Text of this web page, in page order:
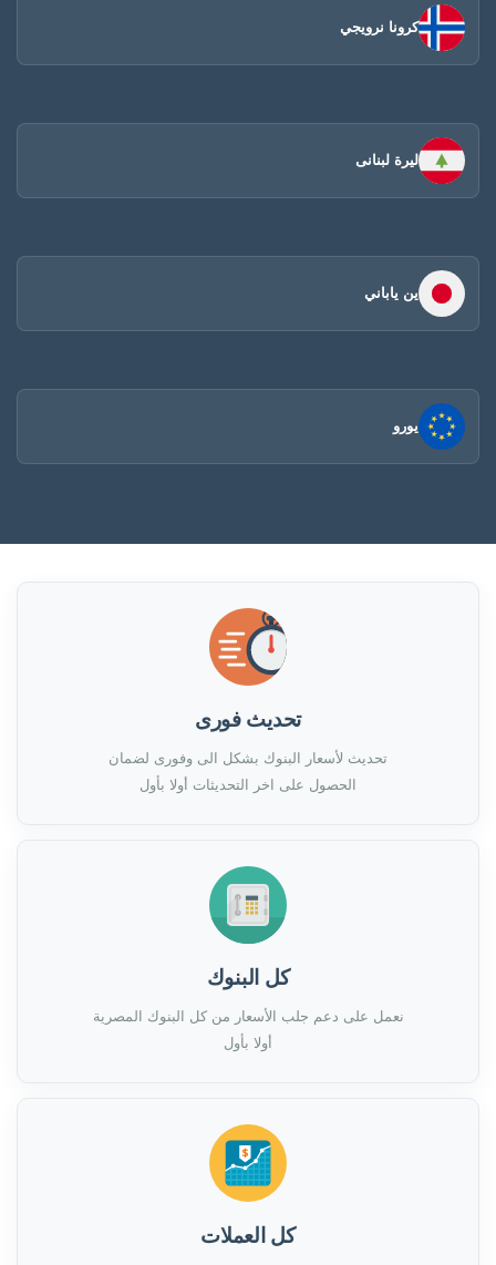
كرونا نرويجي
ليرة لبنانى
ين ياباني
يورو
تحديث فورى
تحديث لأسعار البنوك بشكل الى وفورى لضمان
الحصول على اخر التحديثات أولا بأول
كل البنوك
نعمل على دعم جلب الأسعار من كل البنوك المصرية
أولا بأول
كل العملات